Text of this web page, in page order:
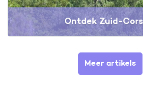
Ontdek Zuid-
Meer artikels